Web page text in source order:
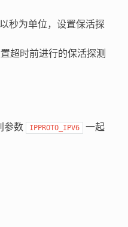
秒为单位，设置保活探
超时前进行的保活探测
参数 IPPROTO_IPV6
一起